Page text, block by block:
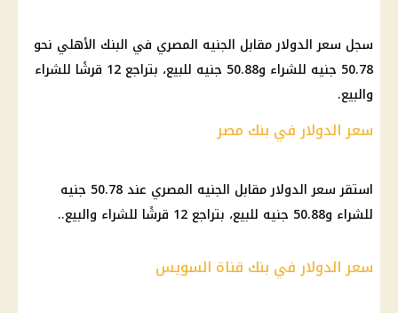
سجل سعر الدولار مقابل الجنيه المصري في البنك الأهلي نحو
50.78 جنيه للشراء و50.88 جنيه للبيع، بتراجع 12 قرشًا للشراء
والبيع.
سعر الدولار في بنك مصر
استقر سعر الدولار مقابل الجنيه المصري عند 50.78 جنيه
للشراء و50.88 جنيه للبيع، بتراجع 12 قرشًا للشراء والبيع..
سعر الدولار في بنك قناة السويس